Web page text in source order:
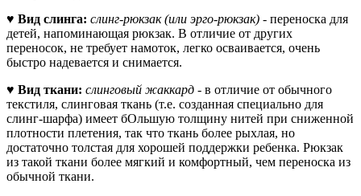
♥ Вид слинга: слинг-рюкзак (или эрго-рюкзак) - переноска для
детей, напоминающая рюкзак. В отличие от других
переносок, не требует намоток, легко осваивается, очень
быстро надевается и снимается.
♥ Вид ткани: слинговый жаккард - в отличие от обычного
текстиля, слинговая ткань (т.е. созданная специально для
слинг-шарфа) имеет бОльшую толщину нитей при сниженной
плотности плетения, так что ткань более рыхлая, но
достаточно толстая для хорошей поддержки ребенка. Рюкзак
из такой ткани более мягкий и комфортный, чем переноска из
обычной ткани.